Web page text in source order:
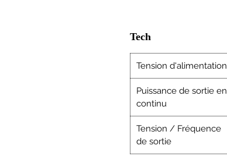
Tech
Tension d'alimentation
Puissance de sortie en
continu
Tension / Fréquence
de sortie